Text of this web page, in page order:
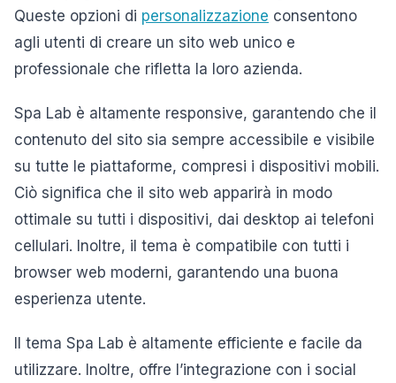
Queste opzioni di personalizzazione consentono
agli utenti di creare un sito web unico e
professionale che rifletta la loro azienda.
Spa Lab è altamente responsive, garantendo che il
contenuto del sito sia sempre accessibile e visibile
su tutte le piattaforme, compresi i dispositivi mobili.
Ciò significa che il sito web apparirà in modo
ottimale su tutti i dispositivi, dai desktop ai telefoni
cellulari. Inoltre, il tema è compatibile con tutti i
browser web moderni, garantendo una buona
esperienza utente.
Il tema Spa Lab è altamente efficiente e facile da
utilizzare. Inoltre, offre l’integrazione con i social